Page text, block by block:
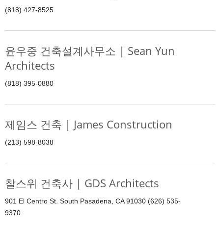
(818) 427-8525
윤우중 건축설계사무소 | Sean Yun
Architects
(818) 395-0880
제임스 건축 | James Construction
(213) 598-8038
찰스위 건축사 | GDS Architects
901 El Centro St. South Pasadena, CA 91030 (626) 535-
9370